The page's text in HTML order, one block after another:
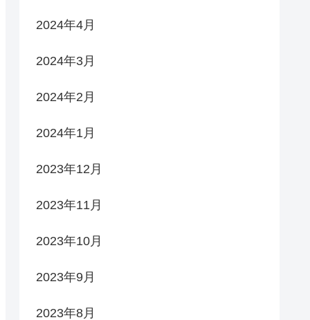
2024年4月
2024年3月
2024年2月
2024年1月
2023年12月
2023年11月
2023年10月
2023年9月
2023年8月